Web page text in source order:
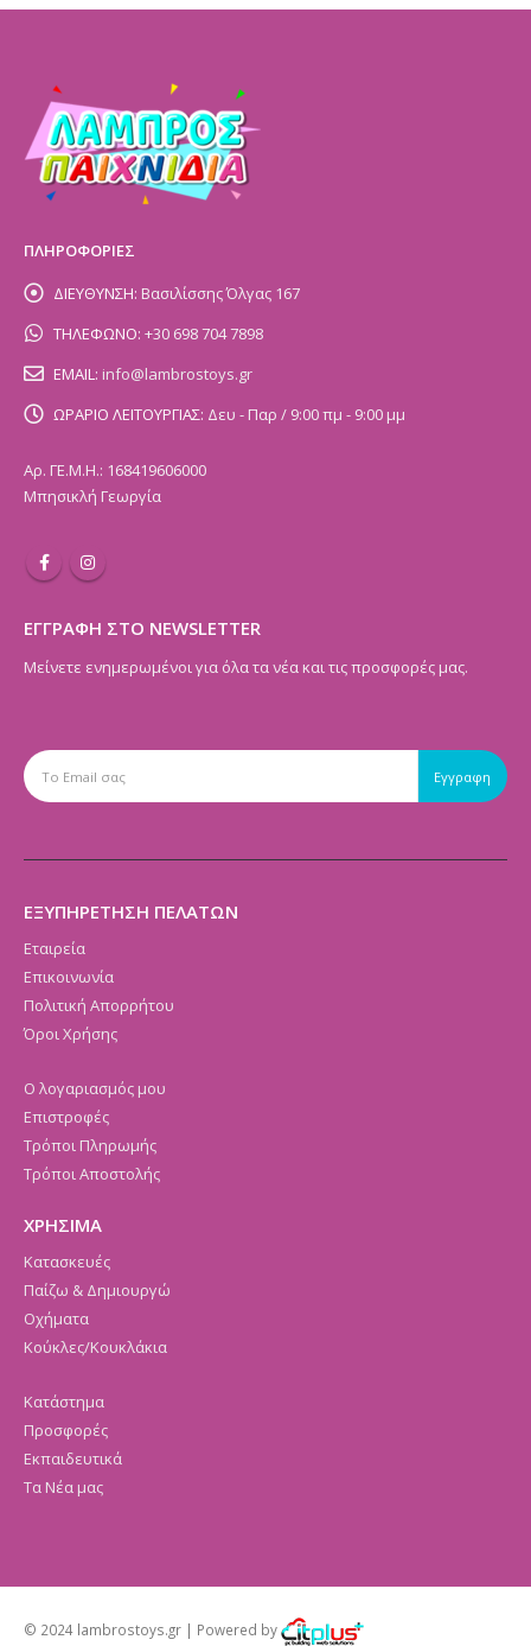
ΠΛΗΡΟΦΟΡΙΕΣ
ΔΙΕΥΘΥΝΣΗ: Βασιλίσσης Όλγας 167
ΤΗΛΕΦΩΝΟ: +30 698 704 7898
EMAIL: info@lambrostoys.gr
ΩΡΑΡΙΟ ΛΕΙΤΟΥΡΓΙΑΣ: Δευ - Παρ / 9:00 πμ - 9:00 μμ
Αρ. ΓΕ.Μ.Η.: 168419606000
Μπησικλή Γεωργία
ΕΓΓΡΑΦΗ ΣΤΟ NEWSLETTER
Μείνετε ενημερωμένοι για όλα τα νέα και τις προσφορές μας.
ΕΞΥΠΗΡΕΤΗΣΗ ΠΕΛΑΤΩΝ
Εταιρεία
Επικοινωνία
Πολιτική Απορρήτου
Όροι Χρήσης
Ο λογαριασμός μου
Επιστροφές
Τρόποι Πληρωμής
Τρόποι Αποστολής
ΧΡΗΣΙΜΑ
Κατασκευές
Παίζω & Δημιουργώ
Οχήματα
Κούκλες/Κουκλάκια
Κατάστημα
Προσφορές
Εκπαιδευτικά
Τα Νέα μας
© 2024 lambrostoys.gr | Powered by